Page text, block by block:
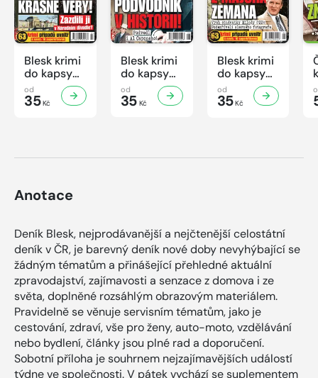
Blesk krimi
do kapsy
č.7/2026
od
35Kč
Blesk krimi
do kapsy
č.6/2026
od
35Kč
Blesk krimi
do kapsy
č.5/2026
od
35Kč
Anotace
Deník Blesk, nejprodávanější a nejčtenější celostátní
deník v ČR, je barevný deník nové doby nevyhýbající se
žádným tématům a přinášející přehledné aktuální
zpravodajství, zajímavosti a senzace z domova i ze
světa, doplněné rozsáhlým obrazovým materiálem.
Pravidelně se věnuje servisním tématům, jako je
cestování, zdraví, vše pro ženy, auto-moto, vzdělávání
nebo bydlení, články jsou plné rad a doporučení.
Sobotní příloha je souhrnem nejzajímavějších událostí
týdne ve společnosti. V pátek vychází se suplementem